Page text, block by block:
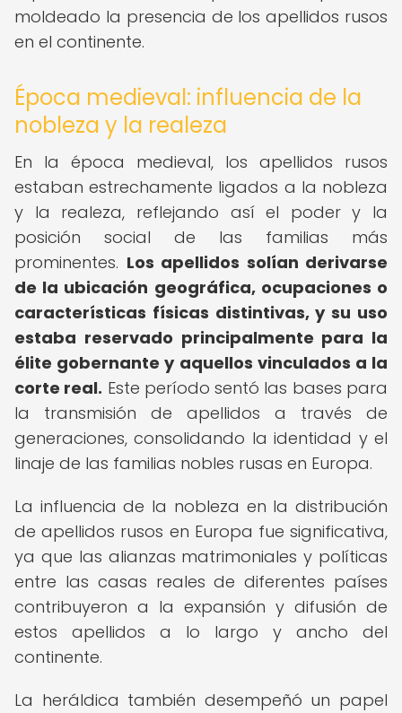
moldeado la presencia de los apellidos rusos
en el continente.
Época medieval: influencia de la
nobleza y la realeza
En la época medieval, los apellidos rusos
estaban estrechamente ligados a la nobleza
y la realeza, reflejando así el poder y la
posición social de las familias más
prominentes. Los apellidos solían derivarse
de la ubicación geográfica, ocupaciones o
características físicas distintivas, y su uso
estaba reservado principalmente para la
élite gobernante y aquellos vinculados a la
corte real. Este período sentó las bases para
la transmisión de apellidos a través de
generaciones, consolidando la identidad y el
linaje de las familias nobles rusas en Europa.
La influencia de la nobleza en la distribución
de apellidos rusos en Europa fue significativa,
ya que las alianzas matrimoniales y políticas
entre las casas reales de diferentes países
contribuyeron a la expansión y difusión de
estos apellidos a lo largo y ancho del
continente.
La heráldica también desempeñó un papel